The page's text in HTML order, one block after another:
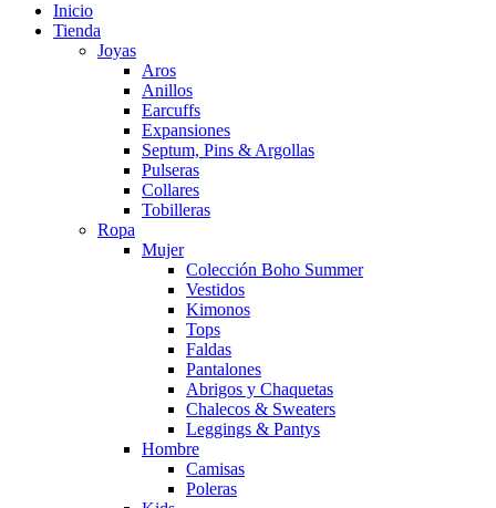
Inicio
Tienda
Joyas
Aros
Anillos
Earcuffs
Expansiones
Septum, Pins & Argollas
Pulseras
Collares
Tobilleras
Ropa
Mujer
Colección Boho Summer
Vestidos
Kimonos
Tops
Faldas
Pantalones
Abrigos y Chaquetas
Chalecos & Sweaters
Leggings & Pantys
Hombre
Camisas
Poleras